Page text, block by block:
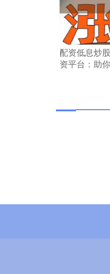
配资低息炒
资平台：助